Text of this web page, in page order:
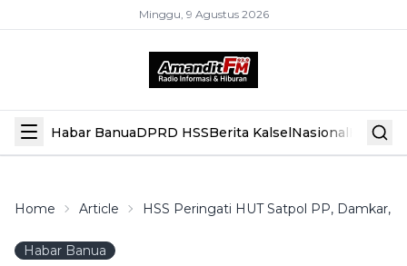
Minggu, 9 Agustus 2026
Habar BanuaDPRD HSSBerita KalselNasional Hiburan
Home Article HSS Peringati HUT Satpol PP, Damkar,
Habar Banua